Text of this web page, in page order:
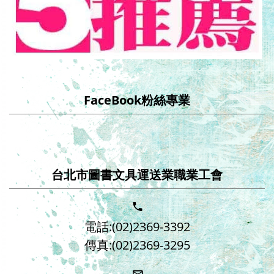
FaceBook粉絲專業
台北市圖書文具運送業職業工會
電話:(02)2369-3392
傳真:(02)2369-3295